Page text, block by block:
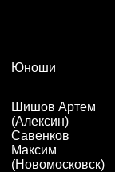
Юноши
Шишов Артем
(Алексин)
Савенков
Максим
(Новомосковск)